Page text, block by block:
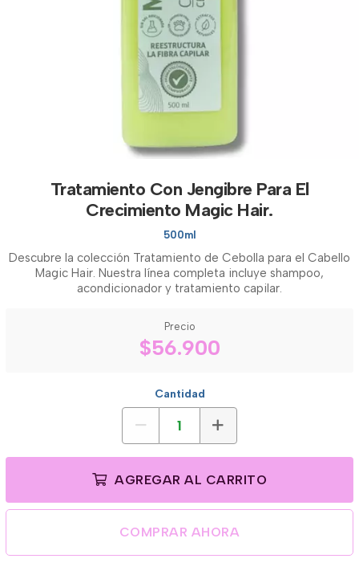
Tratamiento Con Jengibre Para El
Crecimiento Magic Hair.
500ml
Descubre la colección Tratamiento de Cebolla para el Cabello
Magic Hair. Nuestra línea completa incluye shampoo,
acondicionador y tratamiento capilar.
Precio
$56.900
Cantidad
AGREGAR AL CARRITO
COMPRAR AHORA